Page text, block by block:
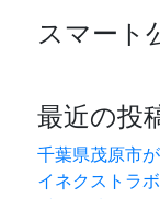
スマート
最近の投
千葉県茂原市
イネクストラ